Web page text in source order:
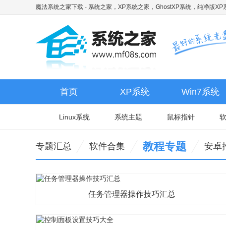
魔法系统之家下载 - 系统之家，XP系统之家，GhostXP系统，纯净版XP
首页 XP系统 Win7系统
Linux系统 系统主题 鼠标指针
专题汇总 软件合集 教程专题 安卓
任务管理器操作技巧汇总